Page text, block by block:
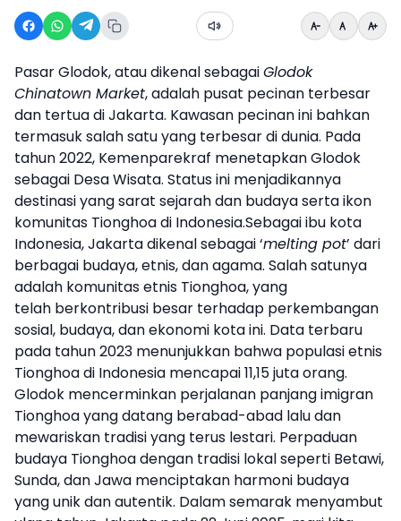
Pasar Glodok, atau dikenal sebagaiGlodok
Chinatown Market, adalah pusat pecinan terbesar
dan tertua di Jakarta. Kawasan pecinan ini bahkan
termasuk salah satu yang terbesar di dunia. Pada
tahun 2022, Kemenparekraf menetapkan Glodok
sebagai Desa Wisata. Status ini menjadikannya
destinasi yang sarat sejarah dan budaya serta ikon
komunitas Tionghoa di Indonesia.Sebagai ibu kota
Indonesia, Jakarta dikenal sebagai ‘melting pot’ dari
berbagai budaya, etnis, dan agama. Salah satunya
adalah komunitas etnis Tionghoa, yang
telah berkontribusi besar terhadap perkembangan
sosial, budaya, dan ekonomi kota ini. Data terbaru
pada tahun2023 menunjukkan bahwa populasi etnis
Tionghoa di Indonesia mencapai 11,15 juta orang.
Glodok mencerminkan perjalanan panjang imigran
Tionghoa yang datang berabad-abad lalu dan
mewariskan tradisi yang terus lestari. Perpaduan
budaya Tionghoa dengan tradisi lokal seperti Betawi,
Sunda, dan Jawa menciptakan harmoni budaya
yang unik dan autentik. Dalam semarak menyambut